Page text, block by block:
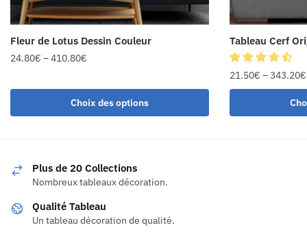
Fleur de Lotus Dessin Couleur
24.80€ –410.80€
Choix des options
Tableau Cerf
21.50€ –343.20€
Plus de 20 Collections
Nombreux tableaux décoration.
Qualité Tableau
Un tableau décoration de qualité.